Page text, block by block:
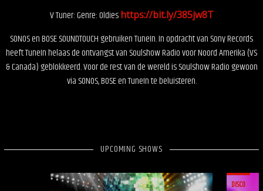
V Tuner: Genre: Oldieshttps://bit.ly/385jw8T
SONOS en BOSE SOUNDTOUCH gebruiken TuneIn. In opdracht van Sony Records
heeft TuneIn helaas de ontvangst van Soulshow Radio voor Noord Amerika (VS
& Canada) geblokkeerd. Voor de rest van de wereld is Soulshow Radio gewoon
via SONOS, BOSE en TuneIn te beluisteren.
UPCOMING SHOWS
DISCO